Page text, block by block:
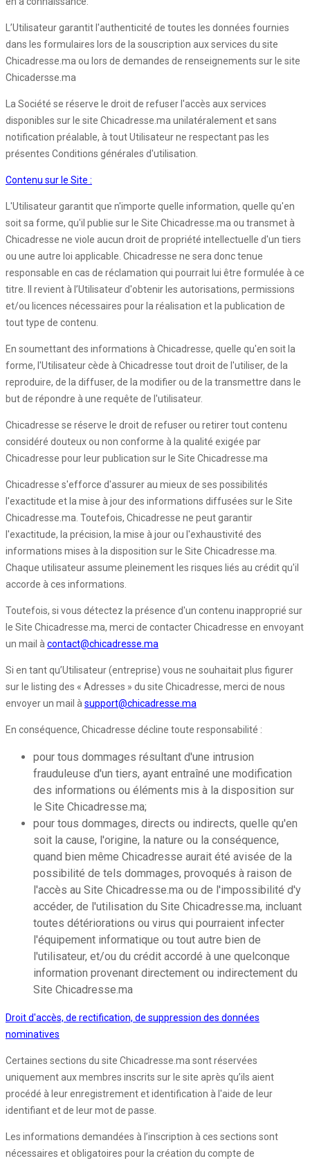
L’Utilisateur garantit l'authenticité de toutes les données fournies
dans les formulaires lors de la souscription aux services du site
Chicadresse.ma ou lors de demandes de renseignements sur le site
Chicadersse.ma
La Société se réserve le droit de refuser l'accès aux services
disponibles sur le site Chicadresse.ma unilatéralement et sans
notification préalable, à tout Utilisateur ne respectant pas les
présentes Conditions générales d'utilisation.
Contenu sur le Site :
L'Utilisateur garantit que n'importe quelle information, quelle qu'en
soit sa forme, qu'il publie sur le Site Chicadresse.ma ou transmet à
Chicadresse ne viole aucun droit de propriété intellectuelle d'un tiers
ou une autre loi applicable. Chicadresse ne sera donc tenue
responsable en cas de réclamation qui pourrait lui être formulée à ce
titre. Il revient à l’Utilisateur d'obtenir les autorisations, permissions
et/ou licences nécessaires pour la réalisation et la publication de
tout type de contenu.
En soumettant des informations à Chicadresse, quelle qu'en soit la
forme, l'Utilisateur cède à Chicadresse tout droit de l'utiliser, de la
reproduire, de la diffuser, de la modifier ou de la transmettre dans le
but de répondre à une requête de l'utilisateur.
Chicadresse se réserve le droit de refuser ou retirer tout contenu
considéré douteux ou non conforme à la qualité exigée par
Chicadresse pour leur publication sur le Site Chicadresse.ma
Chicadresse s'efforce d'assurer au mieux de ses possibilités
l'exactitude et la mise à jour des informations diffusées sur le Site
Chicadresse.ma. Toutefois, Chicadresse ne peut garantir
l'exactitude, la précision, la mise à jour ou l'exhaustivité des
informations mises à la disposition sur le Site Chicadresse.ma.
Chaque utilisateur assume pleinement les risques liés au crédit qu'il
accorde à ces informations.
Toutefois, si vous détectez la présence d'un contenu inapproprié sur
le Site Chicadresse.ma, merci de contacter Chicadresse en envoyant
un mail àcontact@chicadresse.ma
Si en tant qu’Utilisateur (entreprise) vous ne souhaitait plus figurer
sur le listing des « Adresses » du site Chicadresse, merci de nous
envoyer un mail àsupport@chicadresse.ma
En conséquence, Chicadresse décline toute responsabilité :
pour tous dommages résultant d'une intrusion
frauduleuse d'un tiers, ayant entraîné une modification
des informations ou éléments mis à la disposition sur
le Site Chicadresse.ma;
pour tous dommages, directs ou indirects, quelle qu'en
soit la cause, l'origine, la nature ou la conséquence,
quand bien même Chicadresse aurait été avisée de la
possibilité de tels dommages, provoqués à raison de
l'accès au Site Chicadresse.ma ou de l'impossibilité d'y
accéder, de l'utilisation du Site Chicadresse.ma, incluant
toutes détériorations ou virus qui pourraient infecter
l'équipement informatique ou tout autre bien de
l'utilisateur, et/ou du crédit accordé à une quelconque
information provenant directement ou indirectement du
Site Chicadresse.ma
Droit d'accès, de rectification, de suppression des données
nominatives
Certaines sections du site Chicadresse.ma sont réservées
uniquement aux membres inscrits sur le site après qu’ils aient
procédé à leur enregistrement et identification à l'aide de leur
identifiant et de leur mot de passe.
Les informations demandées à l’inscription à ces sections sont
nécessaires et obligatoires pour la création du compte de